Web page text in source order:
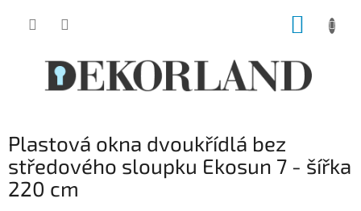
Plastová okna dvoukřídlá bez
středového sloupku Ekosun 7 - šířka
220 cm